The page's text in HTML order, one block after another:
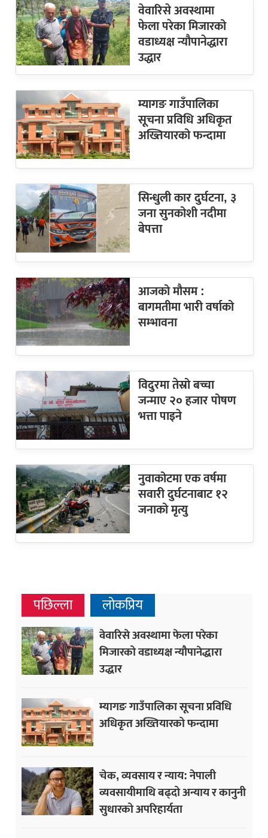
वेवारिसे अवस्थामा
फेला परेका मिजारको
वडाध्यक्ष न्यौपानेद्धारा
उद्धार
म्यागङ गाउँपालिका
सूचना प्रविधि अधिकृत
अख्तियारको फन्दामा
सिन्धुली कार दुर्घटना, ३
जना सुनकोशी नदीमा
बेपत्ता
आजको मौसम :
बागमतीमा भारी वर्षाको
सम्भावना
विदुरमा तेस्रो बच्चा
जन्माए २० हजार पोषण
भत्ता पाइने
नुवाकोटमा एक वर्षमा
सवारी दुर्घटनाबाट १२
जनाको मृत्यु
पछिल्ला लोकप्रिय
वेवारिसे अवस्थामा फेला परेका
मिजारको वडाध्यक्ष न्यौपानेद्धारा
उद्धार
म्यागङ गाउँपालिका सूचना प्रविधि
अधिकृत अख्तियारको फन्दामा
चेक, व्यवसाय र न्याय: नेपाली
व्यवसायीमाथि बढ्दो अन्याय र कानुनी
सुधारको अपरिहार्यता